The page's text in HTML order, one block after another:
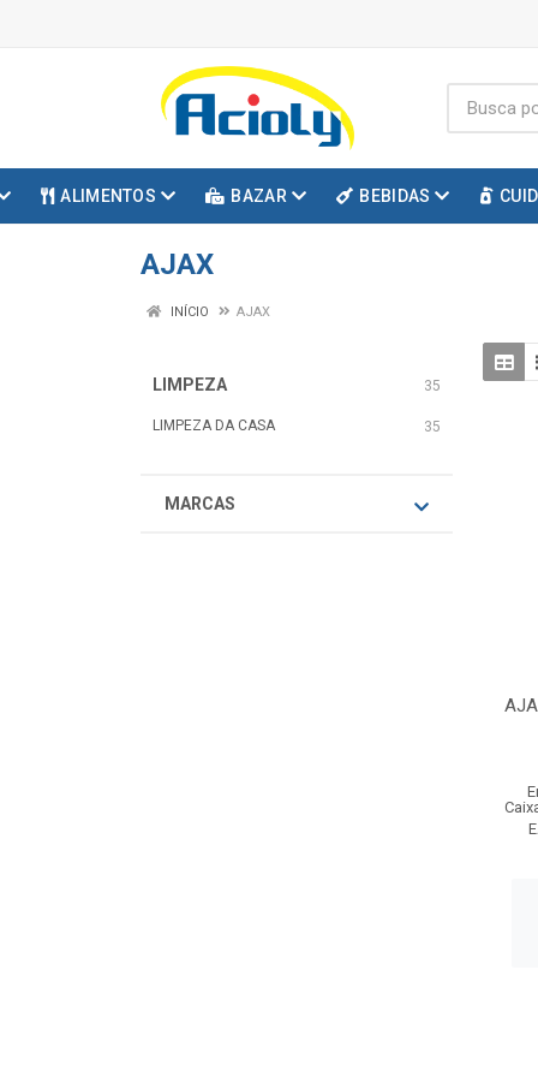
ALIMENTOS BAZAR BEBIDAS
AJAX
INÍCIO AJAX
LIMPEZA 35
LIMPEZA DA CASA 35
MARCAS